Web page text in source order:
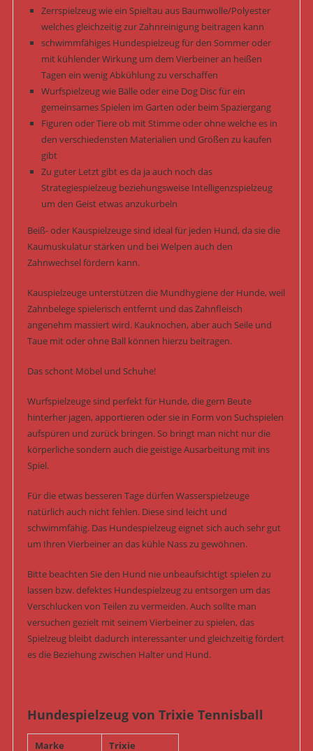
Zerrspielzeug wie ein Spieltau aus Baumwolle/Polyester
welches gleichzeitig zur Zahnreinigung beitragen kann
schwimmfähiges Hundespielzeug für den Sommer oder
mit kühlender Wirkung um dem Vierbeiner an heißen
Tagen ein wenig Abkühlung zu verschaffen
Wurfspielzeug wie Bälle oder eine Dog Disc für ein
gemeinsames Spielen im Garten oder beim Spaziergang
Figuren oder Tiere ob mit Stimme oder ohne welche es in
den verschiedensten Materialien und Größen zu kaufen
gibt
Zu guter Letzt gibt es da ja auch noch das
Strategiespielzeug beziehungsweise Intelligenzspielzeug
um den Geist etwas anzukurbeln
Beiß- oder Kauspielzeuge sind ideal für jeden Hund, da sie die
Kaumuskulatur stärken und bei Welpen auch den
Zahnwechsel fördern kann.
Kauspielzeuge unterstützen die Mundhygiene der Hunde, weil
Zahnbelege spielerisch entfernt und das Zahnfleisch
angenehm massiert wird. Kauknochen, aber auch Seile und
Taue mit oder ohne Ball können hierzu beitragen.
Das schont Möbel und Schuhe!
Wurfspielzeuge sind perfekt für Hunde, die gern Beute
hinterher jagen, apportieren oder sie in Form von Suchspielen
aufspüren und zurück bringen. So bringt man nicht nur die
körperliche sondern auch die geistige Ausarbeitung mit ins
Spiel.
Für die etwas besseren Tage dürfen Wasserspielzeuge
natürlich auch nicht fehlen. Diese sind leicht und
schwimmfähig. Das Hundespielzeug eignet sich auch sehr gut
um Ihren Vierbeiner an das kühle Nass zu gewöhnen.
Bitte beachten Sie den Hund nie unbeaufsichtigt spielen zu
lassen bzw. defektes Hundespielzeug zu entsorgen um das
Verschlucken von Teilen zu vermeiden. Auch sollte man
versuchen gezielt mit seinem Vierbeiner zu spielen, das
Spielzeug bleibt dadurch interessanter und gleichzeitig fördert
es die Beziehung zwischen Halter und Hund.
Hundespielzeug von Trixie Tennisball
Marke
Trixie